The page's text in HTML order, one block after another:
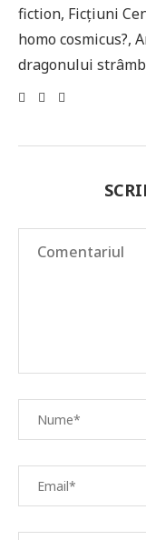
fiction, Ficțiuni
homo cosmicus?,
dragonului